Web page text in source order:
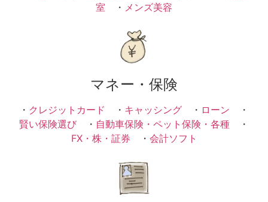
室 ・ メンズ美容
マネー・保険
・ クレジットカード ・ キャッシング ・ ローン ・
賢い保険選び ・ 自動車保険・ペット保険・各種 ・
FX・株・証券 ・ 会計ソフト